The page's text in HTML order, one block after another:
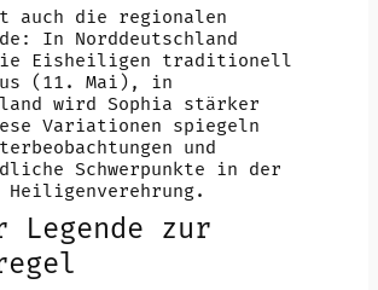
auch die regionalen
In Norddeutschland
Eisheiligen traditionell
(11. Mai), in
wird Sophia stärker
Variationen spiegeln
und
Schwerpunkte in der
Heiligenverehrung.
Legende zur